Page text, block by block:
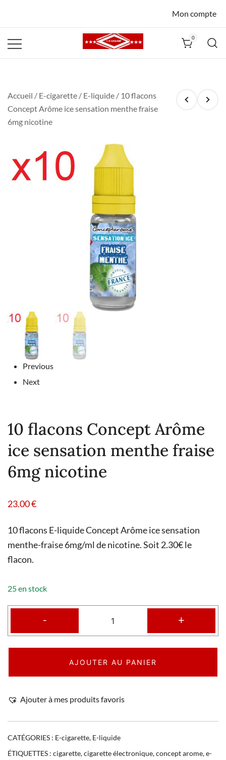
Mon compte
0
Accueil / E-cigarette / E-liquide / 10 flacons
Concept Arôme ice sensation menthe fraise
6mg nicotine
Previous
Next
10 flacons Concept Arôme
ice sensation menthe fraise
6mg nicotine
23.00€
10 flacons E-liquide Concept Arôme ice sensation
menthe-fraise 6mg/ml de nicotine. Soit 2.30€ le
flacon.
25 en stock
- +
AJOUTER AU PANIER
Ajouter à mes produits favoris
CATÉGORIES : E-cigarette, E-liquide
ÉTIQUETTES : cigarette,cigarette électronique,concept arome,e-